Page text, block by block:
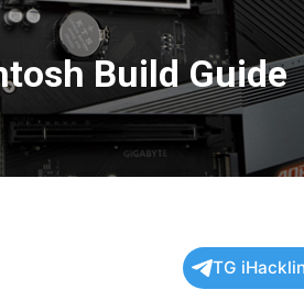
Build Guide
TG